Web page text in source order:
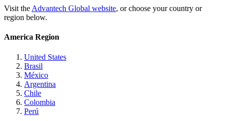
Visit the Advantech Global website, or choose your country or
region below.
America Region
United States
Brasil
México
Argentina
Chile
Colombia
Perú